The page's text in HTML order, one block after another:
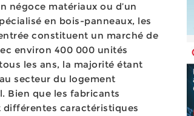
négoce matériaux ou d’un
en bois-panneaux, les
constituent un marché de
environ 400 000 unités
les ans, la majorité étant
secteur du logement
Bien que les fabricants
différentes caractéristiques